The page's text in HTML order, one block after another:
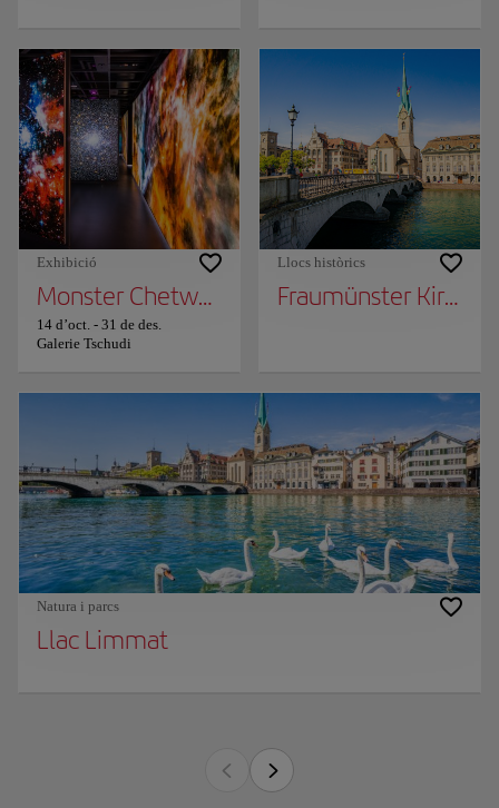
Exhibició
Monster Chetwynd "Zardoz"
14 d’oct. - 31 de des.
Galerie Tschudi
Llocs històrics
Fraumünster Kirche
Natura i parcs
Llac Limmat